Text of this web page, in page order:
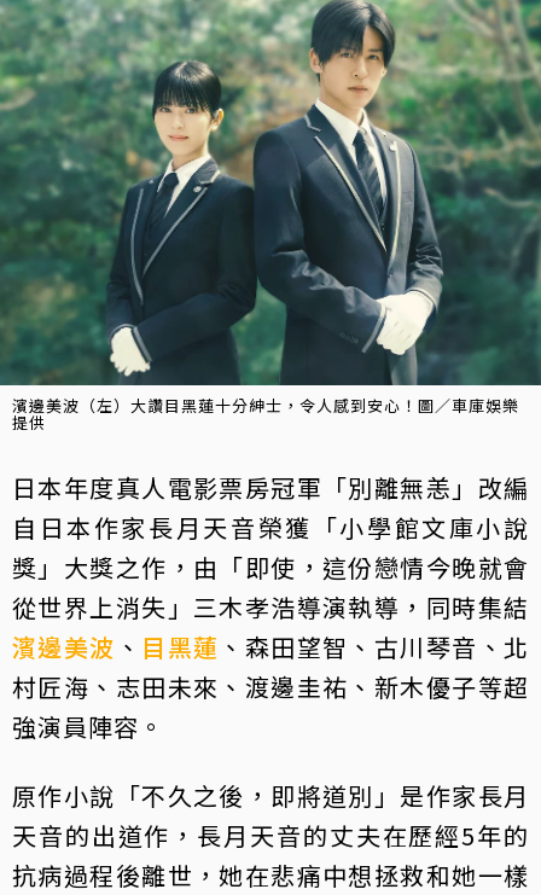
濱邊美波（左）大讚目黑蓮十分紳士，令人感到安心！圖／車庫娛樂
提供
日本年度真人電影票房冠軍「別離無恙」改編
自日本作家長月天音榮獲「小學館文庫小說
獎」大獎之作，由「即使，這份戀情今晚就會
從世界上消失」三木孝浩導演執導，同時集結
濱邊美波 、 目黑蓮 、森田望智、古川琴音、北
村匠海、志田未來、渡邊圭祐、新木優子等超
強演員陣容。
原作小說「不久之後，即將道別」是作家長月
天音的出道作，長月天音的丈夫在歷經5年的
抗病過程後離世，她在悲痛中想拯救和她一樣